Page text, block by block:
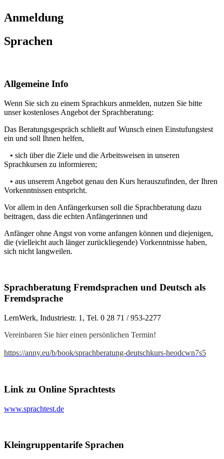
Anmeldung
Sprachen
Allgemeine Info
Wenn Sie sich zu einem Sprachkurs anmelden, nutzen Sie bitte
unser kostenloses Angebot der Sprachberatung:
Das Beratungsgespräch schließt auf Wunsch einen Einstufungstest
ein und soll Ihnen helfen,
• sich über die Ziele und die Arbeitsweisen in unseren
Sprachkursen zu informieren;
• aus unserem Angebot genau den Kurs herauszufinden, der Ihren
Vorkenntnissen entspricht.
Vor allem in den Anfängerkursen soll die Sprachberatung dazu
beitragen, dass die echten Anfängerinnen und
Anfänger ohne Angst von vorne anfangen können und diejenigen,
die (vielleicht auch länger zurückliegende) Vorkenntnisse haben,
sich nicht langweilen.
Sprachberatung Fremdsprachen und Deutsch als
Fremdsprache
LernWerk, Industriestr. 1, Tel. 0 28 71 / 953-2277
Vereinbaren Sie hier einen persönlichen Termin!
https://anny.eu/b/book/sprachberatung-deutschkurs-heodcwn7s5
Link zu Online Sprachtests
www.sprachtest.de
Kleingruppentarife Sprachen